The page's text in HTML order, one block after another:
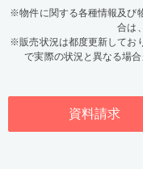
※物件に関する各種情報及び
合は
※販売状況は都度更新してお
で実際の状況と異なる場
資料請求